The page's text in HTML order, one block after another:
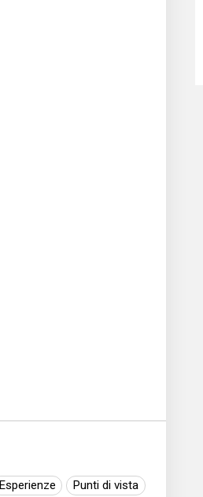
Esperienze
Punti di vista